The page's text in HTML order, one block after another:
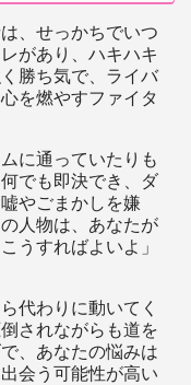
、せっかちでいつ
があり、ハキハキ
勝ち気で、ライバ
を燃やすファイタ
に通っていたりも
でも即決でき、ダ
やごまかしを嫌
人物は、あなたが
うすればよいよ」
代わりに動いてく
されながらも道を
、あなたの悩みは
会う可能性が高い